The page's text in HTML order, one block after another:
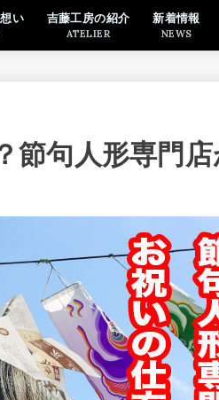
い
吉藤工房の紹介
ATELIER
新着情報
NEWS
節句人形専門